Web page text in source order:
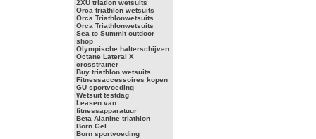
2XU triatlon wetsuits
Orca triathlon wetsuits
Orca Triathlonwetsuits
Orca Triathlonwetsuits
Sea to Summit outdoor
shop
Olympische halterschijven
Octane Lateral X
crosstrainer
Buy triathlon wetsuits
Fitnessaccessoires kopen
GU sportvoeding
Wetsuit testdag
Leasen van
fitnessapparatuur
Beta Alanine triathlon
Born Gel
Born sportvoeding